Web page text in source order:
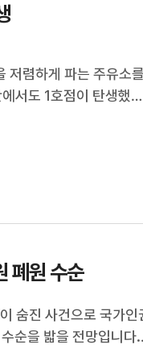
저렴하게 파는 주유소를
서도 1호점이 탄생했는
리에 꼬리를 물고 들어
폐원 수순
숨진 사건으로 국가인
순을 밟을 전망입니다.